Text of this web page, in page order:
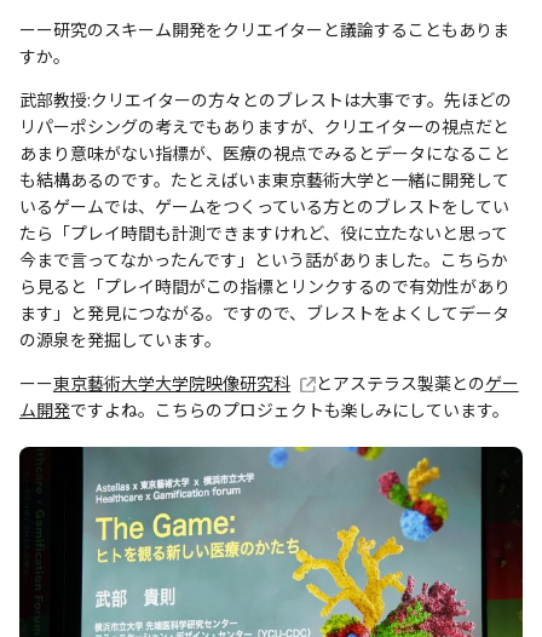
ーー研究のスキーム開発をクリエイターと議論することもありま
すか。
武部教授:クリエイターの方々とのブレストは大事です。先ほどの
リパーポシングの考えでもありますが、クリエイターの視点だと
あまり意味がない指標が、医療の視点でみるとデータになること
も結構あるのです。たとえばいま東京藝術大学と一緒に開発して
いるゲームでは、ゲームをつくっている方とのブレストをしてい
たら「プレイ時間も計測できますけれど、役に立たないと思って
今まで言ってなかったんです」という話がありました。こちらか
ら見ると「プレイ時間がこの指標とリンクするので有効性があり
ます」と発見につながる。ですので、ブレストをよくしてデータ
の源泉を発掘しています。
ーー東京藝術大学大学院映像研究科 とアステラス製薬とのゲー
ム開発ですよね。こちらのプロジェクトも楽しみにしています。